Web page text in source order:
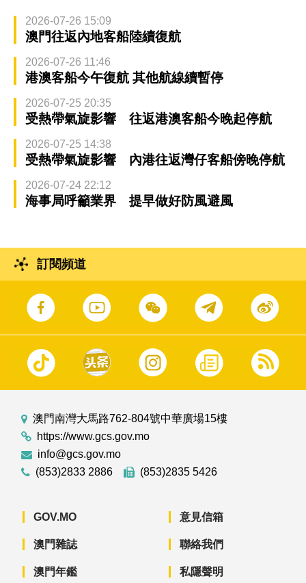
2026-07-26 15:09
澳門往返內地客船陸續復航
2026-07-26 11:46
港澳客船今午復航 其他航線續暫停
2026-07-25 20:35
受熱帶氣旋影響 往返港澳客船今晚起停航
2026-07-25 14:38
受熱帶氣旋影響 內港往返灣仔客船傍晚停航
2026-07-24 22:12
海事局呼籲業界 提早做好防風避風
訂閱頻道
澳門南灣大馬路762-804號中華廣場15樓
https://www.gcs.gov.mo
info@gcs.gov.mo
(853)2833 2886
(853)2835 5426
GOV.MO
澳門雜誌
澳門年鑑
意見信箱
聯絡我們
私隱聲明